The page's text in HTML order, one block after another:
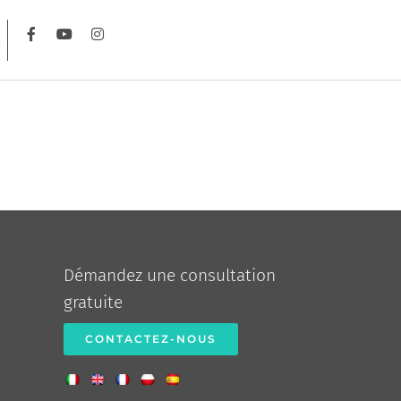
Démandez une consultation
gratuite
CONTACTEZ-NOUS